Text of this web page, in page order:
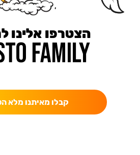
הצטרפו אלינו
קבלו מאיתנו מלא